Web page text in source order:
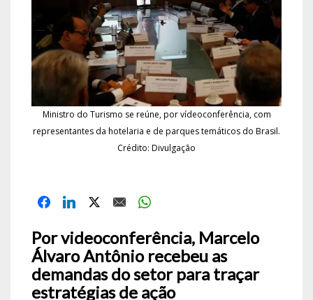
Ministro do Turismo se reúne, por vídeoconferência, com
representantes da hotelaria e de parques temáticos do Brasil.
Crédito: Divulgação
Por videoconferência, Marcelo
Álvaro Antônio recebeu as
demandas do setor para traçar
estratégias de ação